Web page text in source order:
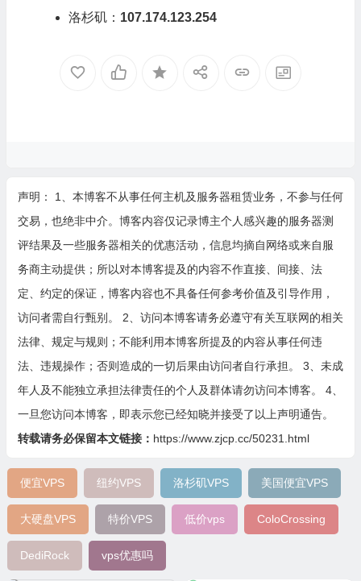
洛杉矶： 107.174.123.254
声明： 1、本博客不从事任何主机及服务器租赁业务，不参与任何
交易，也绝非中介。博客内容仅记录博主个人感兴趣的服务器测
评结果及一些服务器相关的优惠活动，信息均摘自网络或来自服
务商主动提供；所以对本博客提及的内容不作直接、间接、法
定、约定的保证，博客内容也不具备任何参考价值及引导作用，
访问者需自行甄别。 2、访问本博客请务必遵守有关互联网的相关
法律、规定与规则；不能利用本博客所提及的内容从事任何违
法、违规操作；否则造成的一切后果由访问者自行承担。 3、未成
年人及不能独立承担法律责任的个人及群体请勿访问本博客。 4、
一旦您访问本博客，即表示您已经知晓并接受了以上声明通告。
转载请务必保留本文链接： https://www.zjcp.cc/50231.html
便宜VPS 纽约VPS 洛杉矶VPS 美国便宜VPS
大硬盘VPS 特价VPS 低价vps ColoCrossing
DediRock vps优惠吗